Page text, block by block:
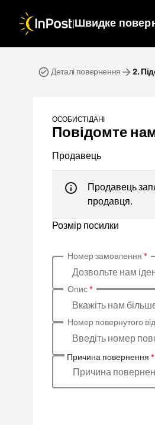
| Швидке
Деталі повернення 2.
ОСОБИСТІ ДАНІ
Повідомте
Продавець
Продавець
продавця.
Розмір посилки
Дозвольте нам
Номер замовлення *
Вкажіть нам
Опис*
Введіть номер
Номер повернутого
Причина повернення *
Причина